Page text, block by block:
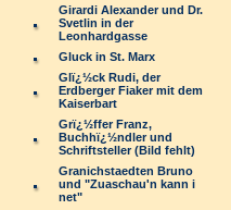
Girardi Alexander und Dr.
Svetlin in der
Leonhardgasse
Gluck in St. Marx
Glï¿½ck Rudi, der
Erdberger Fiaker mit dem
Kaiserbart
Grï¿½ffer Franz,
Buchhï¿½ndler und
Schriftsteller (Bild fehlt)
Granichstaedten Bruno
und "Zuaschau'n kann i
net"